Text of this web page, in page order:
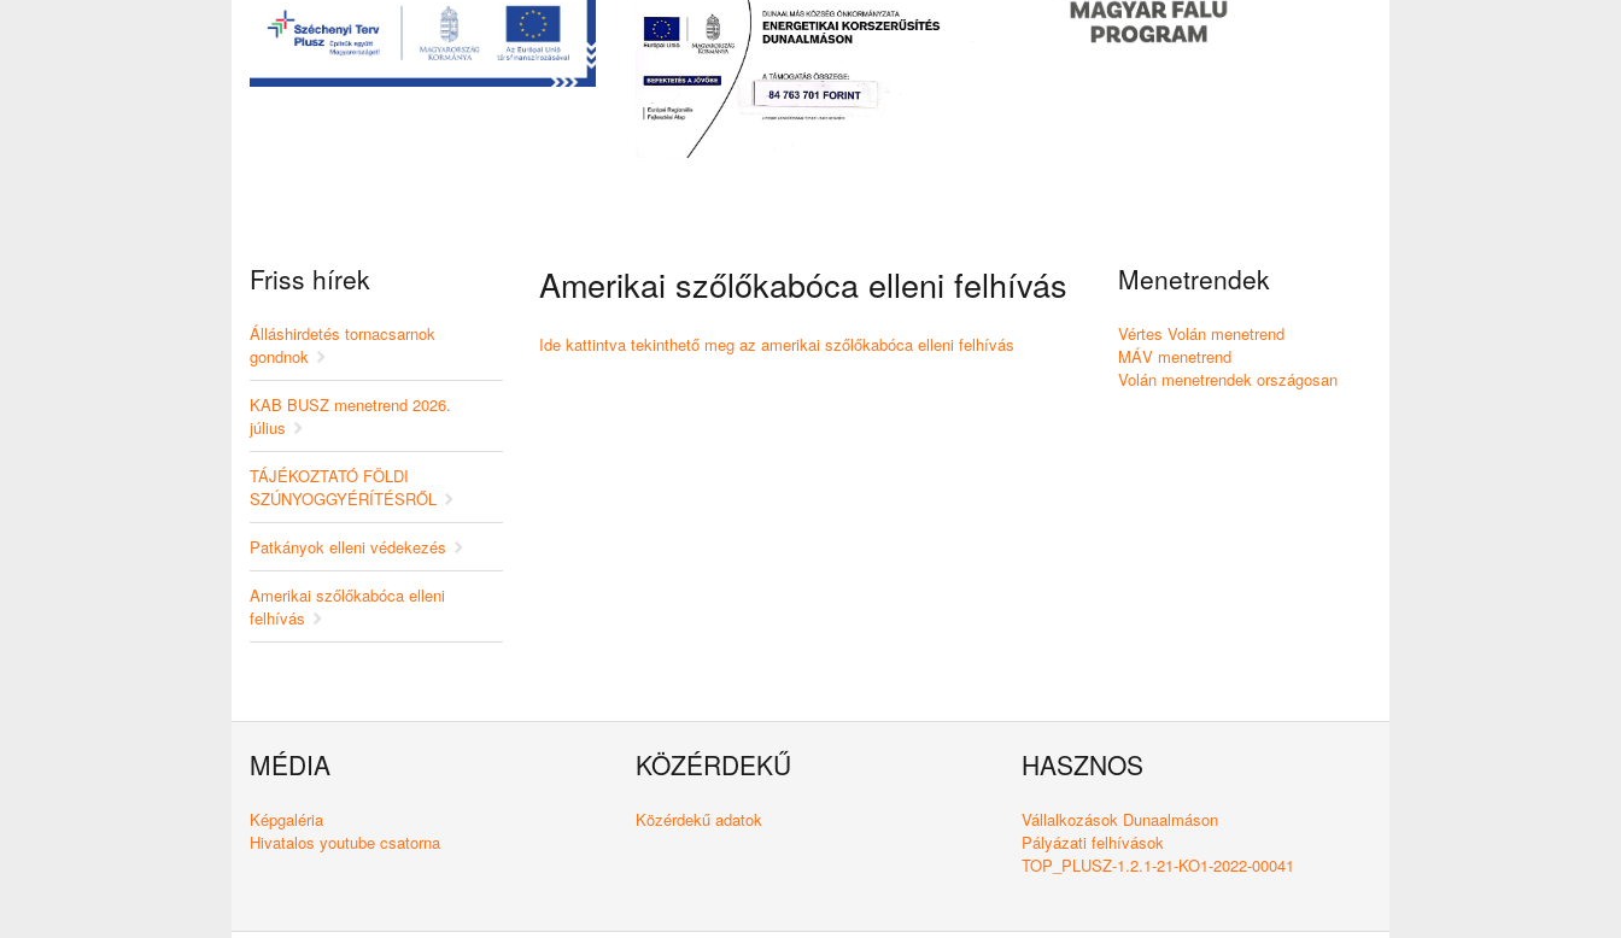
Friss hírek
Álláshirdetés tornacsarnok
gondnok
KAB BUSZ menetrend 2026.
július
TÁJÉKOZTATÓ FÖLDI
SZÚNYOGGYÉRÍTÉSRŐL
Patkányok elleni védekezés
Amerikai szőlőkabóca elleni
felhívás
Amerikai szőlőkabóca elleni felhívás
Ide kattintva tekinthető meg az amerikai szőlőkabóca elleni felhívás
Menetrendek
Vértes Volán menetrend
MÁV menetrend
Volán menetrendek országosan
MÉDIA
Képgaléria
Hivatalos youtube csatorna
KÖZÉRDEKŰ
Közérdekű adatok
HASZNOS
Vállalkozások Dunaalmáson
Pályázati felhívások
TOP_PLUSZ-1.2.1-21-KO1-2022-00041